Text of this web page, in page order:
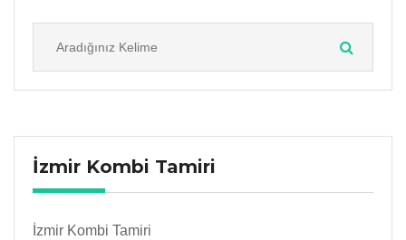
İzmir Kombi Tamiri
İzmir Kombi Tamiri